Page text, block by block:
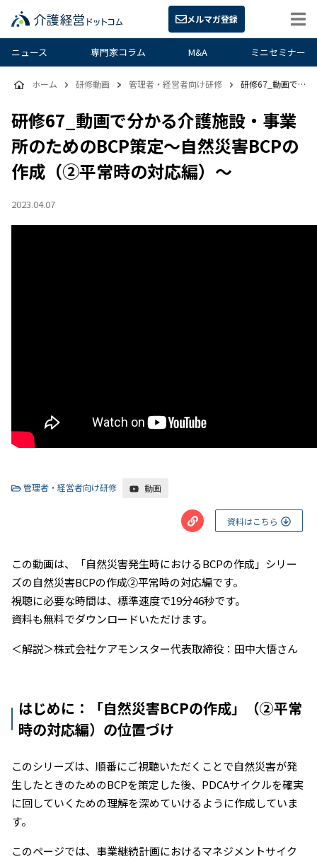
メルマガ登録
ニュース 専門家コラム M&A ミニセミナー
研修67_動画で分かる介護施設・事業
所のためのBCP策定～自然災害BCPの
作成（②平常時の対応編）～
2023.04.07
ホーム 研修動画 管理者・経営者向け研修 研修67_動画で分かる介護施設・事業所のためのBCP策定～自然災害BCPの作成（②平常時の対応編）～
管理者・経営者向け研修 動画
資料はこちら
この動画は、「自然災害発生時におけるBCPの作成」シリー
ズの自然災害BCPの作成②平常時の対応編です。
視聴に必要な時間は、標準速度で19分46秒です。
資料も無料でダウンロードいただけます。
＜解説＞株式会社ケアモンスター代表取締役：田中大悟さん
はじめに：「自然災害BCPの作成」（②平常
時の対応編）の位置づけ
このシリーズは、順番にご視聴いただくことで自然災害が発
生したときのためのBCPを策定した後、PDCAサイクルを確実
に回していくための理解を深めていけるように作成していま
す。
このページでは、事業継続計画におけるマネジメントサイク